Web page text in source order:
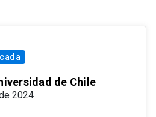
de Chile
2024